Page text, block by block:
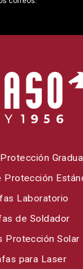
Protección
Laboratorio
de Soldador
Protección Solar
para Laser